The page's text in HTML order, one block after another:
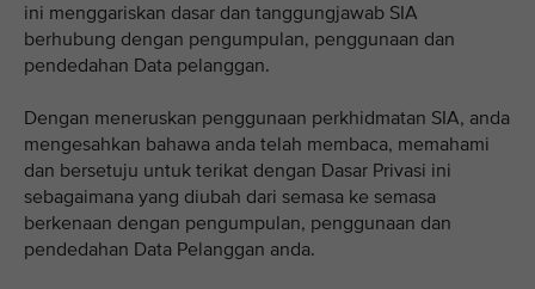
ini menggariskan dasar dan tanggungjawab SIA
berhubung dengan pengumpulan, penggunaan dan
pendedahan Data pelanggan.
Dengan meneruskan penggunaan perkhidmatan SIA, anda
mengesahkan bahawa anda telah membaca, memahami
dan bersetuju untuk terikat dengan Dasar Privasi ini
sebagaimana yang diubah dari semasa ke semasa
berkenaan dengan pengumpulan, penggunaan dan
pendedahan Data Pelanggan anda.